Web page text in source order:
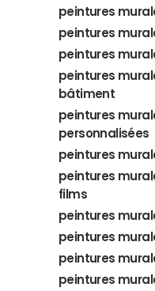
peintures
peintures
peintures
peintures
bâtiment
peintures
personnalisées
peintures
peintures
films
peintures
peintures
peintures
peintures